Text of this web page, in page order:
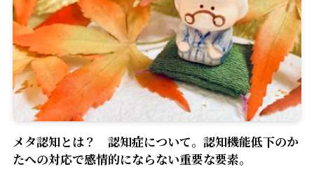
メタ認知とは？ 認知症について。認知機能低下のか
たへの対応で感情的にならない重要な要素。